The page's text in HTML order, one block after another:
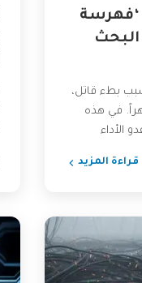
‘فهرسة
البحث
بطء قاتل،
في هذه
الأداء
قراءة المزيد